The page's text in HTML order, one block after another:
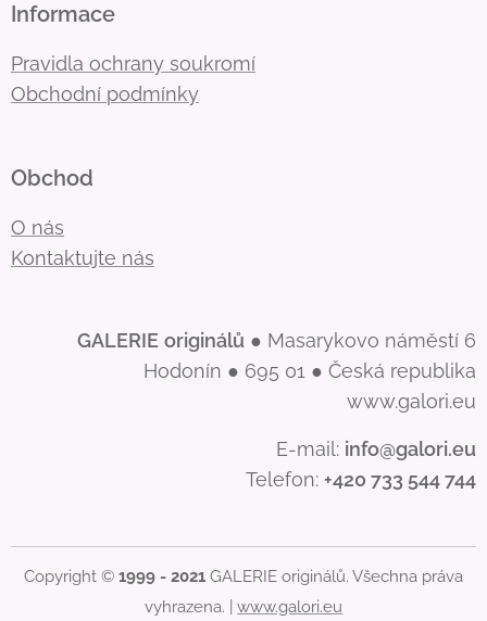
Informace
Pravidla ochrany soukromí
Obchodní podmínky
Obchod
O nás
Kontaktujte nás
GALERIE originálů ● Masarykovo náměstí 6
Hodonín ● 695 01 ● Česká republika
www.galori.eu
E-mail: info@galori.eu
Telefon: +420 733 544 744
Copyright © 1999 - 2021 GALERIE originálů. Všechna práva
vyhrazena. | www.galori.eu